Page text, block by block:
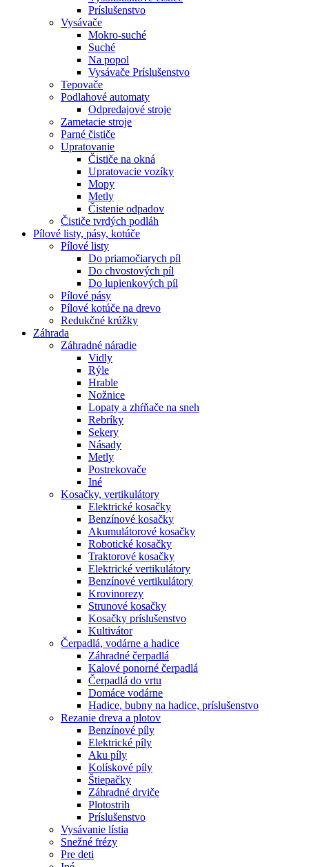
Príslušenstvo
Vysávače
Mokro-suché
Suché
Na popol
Vysávače Príslušenstvo
Tepovače
Podlahové automaty
Odpredajové stroje
Zametacie stroje
Parné čističe
Upratovanie
Čističe na okná
Upratovacie vozíky
Mopy
Metly
Čistenie odpadov
Čističe tvrdých podláh
Pílové listy, pásy, kotúče
Pílové listy
Do priamočiarych píl
Do chvostových píl
Do lupienkových píl
Pílové pásy
Pílové kotúče na drevo
Redukčné krúžky
Záhrada
Záhradné náradie
Vidly
Rýle
Hrable
Nožnice
Lopaty a zhŕňače na sneh
Rebríky
Sekery
Násady
Metly
Postrekovače
Iné
Kosačky, vertikulátory
Elektrické kosačky
Benzínové kosačky
Akumulátorové kosačky
Robotické kosačky
Traktorové kosačky
Elektrické vertikulátory
Benzínové vertikulátory
Krovinorezy
Strunové kosačky
Kosačky príslušenstvo
Kultivátor
Čerpadlá, vodárne a hadice
Záhradné čerpadlá
Kalové ponorné čerpadlá
Čerpadlá do vrtu
Domáce vodárne
Hadice, bubny na hadice, príslušenstvo
Rezanie dreva a plotov
Benzínové píly
Elektrické píly
Aku píly
Kolískové píly
Štiepačky
Záhradné drviče
Plotostrih
Príslušenstvo
Vysávanie lístia
Snežné frézy
Pre deti